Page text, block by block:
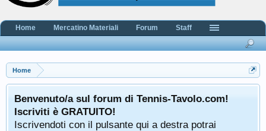
Home
Benvenuto/a sul forum di Tennis-Tavolo.com!
Iscriviti è GRATUITO!
Iscrivendoti con il pulsante qui a destra potrai
Home Mercatino Materiali Forum Staff